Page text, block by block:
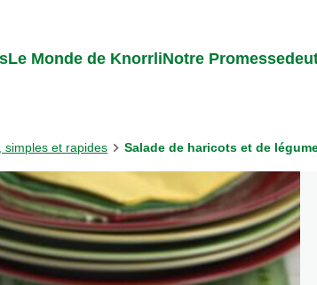
Le Monde de KnorrliNotre Promesse
simples et rapides Salade de haricots et de